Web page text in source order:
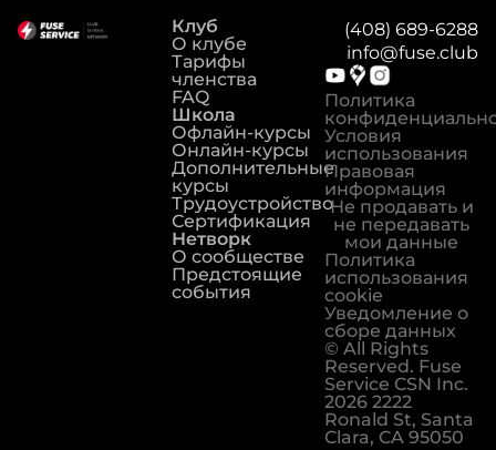
Клуб
О клубе
Тарифы
членства
FAQ
Школа
Офлайн-курсы
Онлайн-курсы
Дополнительные
курсы
Трудоустройство
Сертификация
Нетворк
О сообществе
Предстоящие
события
(408) 689-6288
info@fuse.club
Политика
Условия
использования
Правовая
информация
Не продавать и
не передавать
мои данные
Политика
использования
cookie
Уведомление о
сборе данных
© All Rights
Reserved. Fuse
Service CSN Inc.
2026 2222
Ronald St, Santa
Clara, CA 95050